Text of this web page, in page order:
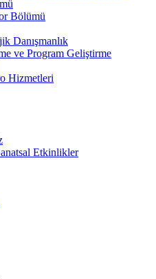
Bölümü
Danışmanlık
ve Program Geliştirme
Hizmetleri
Etkinlikler